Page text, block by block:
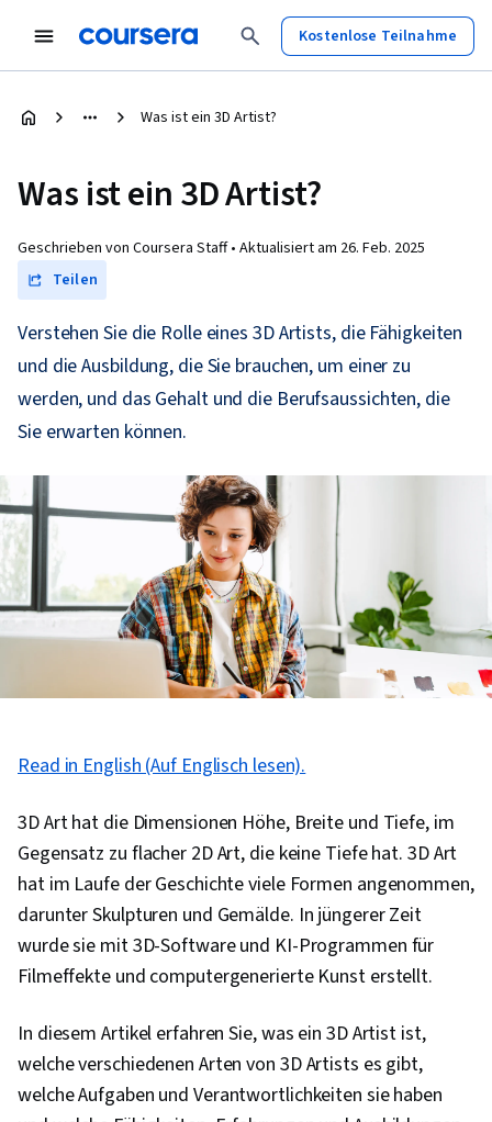
Kostenlose Teilnahme
Was ist ein 3D Artist?
Was ist ein 3D Artist?
Geschrieben von Coursera Staff • Aktualisiert am 26. Feb. 2025
Teilen
Verstehen Sie die Rolle eines 3D Artists, die Fähigkeiten
und die Ausbildung, die Sie brauchen, um einer zu
werden, und das Gehalt und die Berufsaussichten, die
Sie erwarten können.
Read in English (Auf Englisch lesen).
3D Art hat die Dimensionen Höhe, Breite und Tiefe, im
Gegensatz zu flacher 2D Art, die keine Tiefe hat. 3D Art
hat im Laufe der Geschichte viele Formen angenommen,
darunter Skulpturen und Gemälde. In jüngerer Zeit
wurde sie mit 3D-Software und KI-Programmen für
Filmeffekte und computergenerierte Kunst erstellt.
In diesem Artikel erfahren Sie, was ein 3D Artist ist,
welche verschiedenen Arten von 3D Artists es gibt,
welche Aufgaben und Verantwortlichkeiten sie haben